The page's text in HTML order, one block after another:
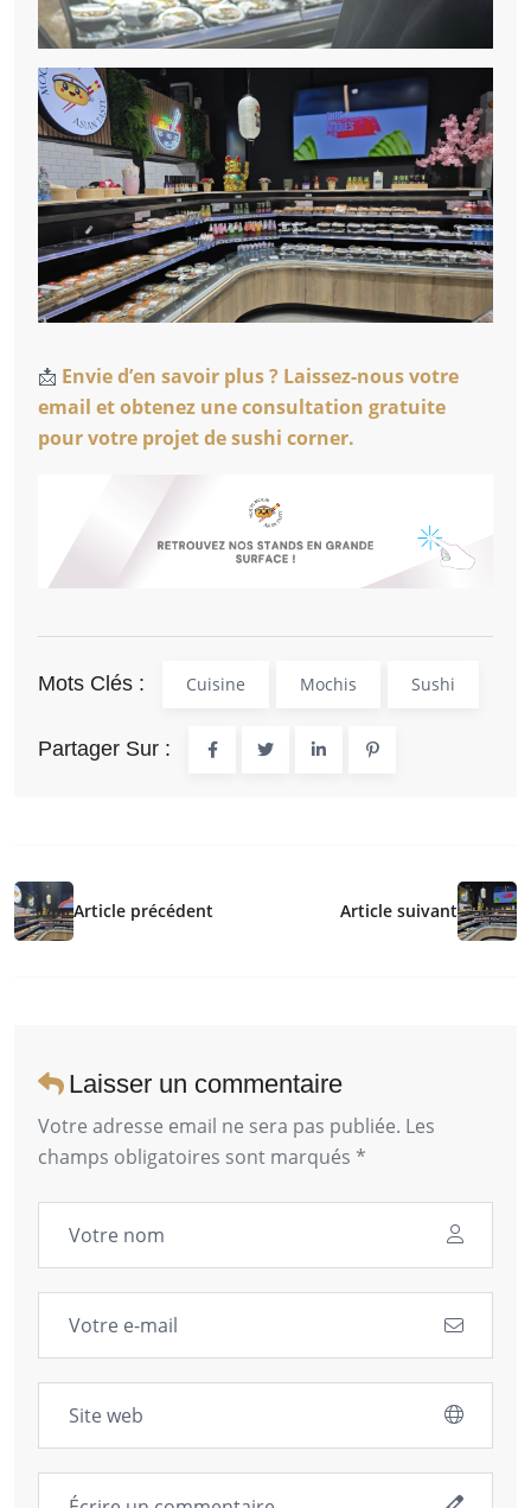
📩 Envie d’en savoir plus ? Laissez-nous votre
email et obtenez une consultation gratuite
pour votre projet de sushi corner.
Mots Clés : Cuisine Mochis Sushi
Partager Sur :
Article précédent Article suivant
Laisser un commentaire
Votre adresse email ne sera pas publiée. Les
champs obligatoires sont marqués *